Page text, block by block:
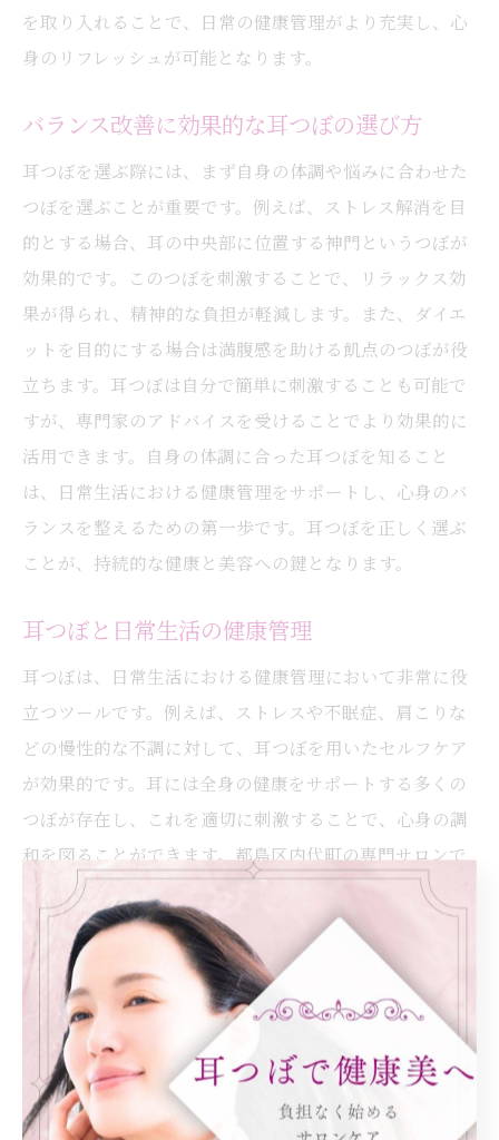
を取り入れることで、日常の健康管理がより充実し、心
身のリフレッシュが可能となります。
バランス改善に効果的な耳つぼの選び方
耳つぼを選ぶ際には、まず自身の体調や悩みに合わせた
つぼを選ぶことが重要です。例えば、ストレス解消を目
的とする場合、耳の中央部に位置する神門というつぼが
効果的です。このつぼを刺激することで、リラックス効
果が得られ、精神的な負担が軽減します。また、ダイエ
ットを目的にする場合は満腹感を助ける飢点のつぼが役
立ちます。耳つぼは自分で簡単に刺激することも可能で
すが、専門家のアドバイスを受けることでより効果的に
活用できます。自身の体調に合った耳つぼを知ること
は、日常生活における健康管理をサポートし、心身のバ
ランスを整えるための第一歩です。耳つぼを正しく選ぶ
ことが、持続的な健康と美容への鍵となります。
耳つぼと日常生活の健康管理
耳つぼは、日常生活における健康管理において非常に役
立つツールです。例えば、ストレスや不眠症、肩こりな
どの慢性的な不調に対して、耳つぼを用いたセルフケア
が効果的です。耳には全身の健康をサポートする多くの
つぼが存在し、これを適切に刺激することで、心身の調
和を図ることができます。都島区内代町の専門サロンで
は、個々のニーズに合わせた耳つぼの選び方を提案し、
日常生活に無理なく取り入れる方法を紹介しています。
耳つぼジュエリーなどを利用すれば、自宅でも簡単にケ
アが可能です。これにより、忙しい日常の中でも効率的
に健康を管理し、自然な形で心身のバランスを整えるこ
とができます。